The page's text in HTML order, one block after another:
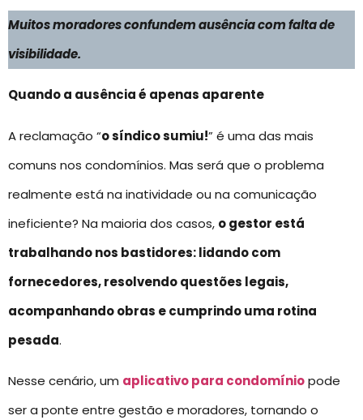
Muitos moradores confundem ausência com falta de
visibilidade.
Quando a ausência é apenas aparente
A reclamação “o síndico sumiu!” é uma das mais
comuns nos condomínios. Mas será que o problema
realmente está na inatividade ou na comunicação
ineficiente? Na maioria dos casos, o gestor está
trabalhando nos bastidores: lidando com
fornecedores, resolvendo questões legais,
acompanhando obras e cumprindo uma rotina
pesada.
Nesse cenário, um aplicativo para condomíniopode
ser a ponte entre gestão e moradores, tornando o